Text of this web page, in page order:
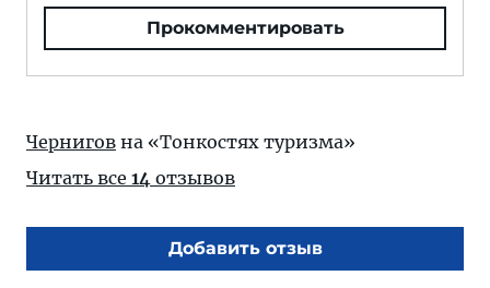
Прокомментировать
Чернигов на «Тонкостях туризма»
Читать все 14 отзывов
Добавить отзыв